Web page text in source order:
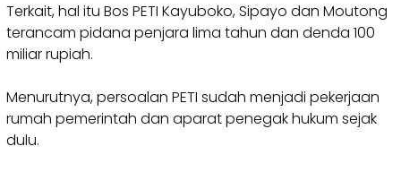
‎Terkait, hal itu Bos PETI Kayuboko, Sipayo dan Moutong
terancam pidana penjara lima tahun dan denda 100
miliar rupiah.
‎Menurutnya, persoalan PETI sudah menjadi pekerjaan
rumah pemerintah dan aparat penegak hukum sejak
dulu.